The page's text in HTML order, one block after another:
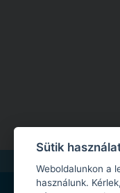
Sütik
Weboldalunkon a
használunk.